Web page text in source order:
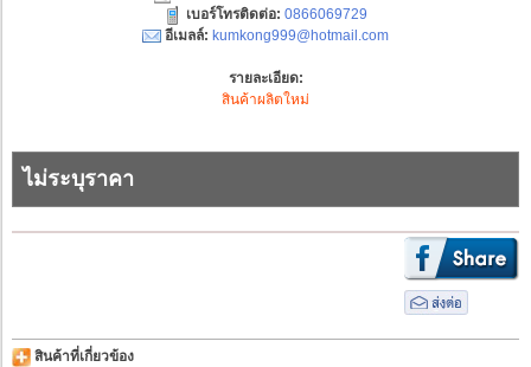
เบอร์โทรติดต่อ: 0866069729
อีเมลล์: kumkong999@hotmail.com
รายละเอียด:
สินค้าผลิตใหม่
ไม่ระบุราคา
สินค้าที่เกี่ยวข้อง